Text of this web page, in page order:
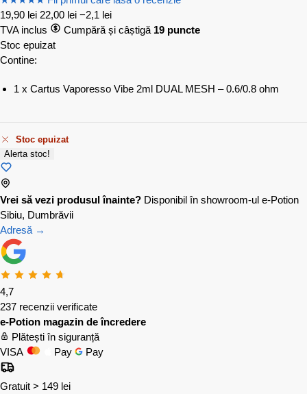
19,90 lei 22,00 lei −2,1 lei
TVA inclus
Cumpără și câștigă 19 puncte
Stoc epuizat
Contine:
1 x Cartus Vaporesso Vibe 2ml DUAL MESH – 0.6/0.8 ohm
Stoc epuizat
Alerta stoc!
Vrei să vezi produsul înainte? Disponibil în showroom-ul e-Potion
Sibiu, Dumbrăvii
Adresă →
4,7
237 recenzii verificate
e-Potion magazin de încredere
Plătești în siguranță
VISA
Pay Pay
Gratuit > 149 lei